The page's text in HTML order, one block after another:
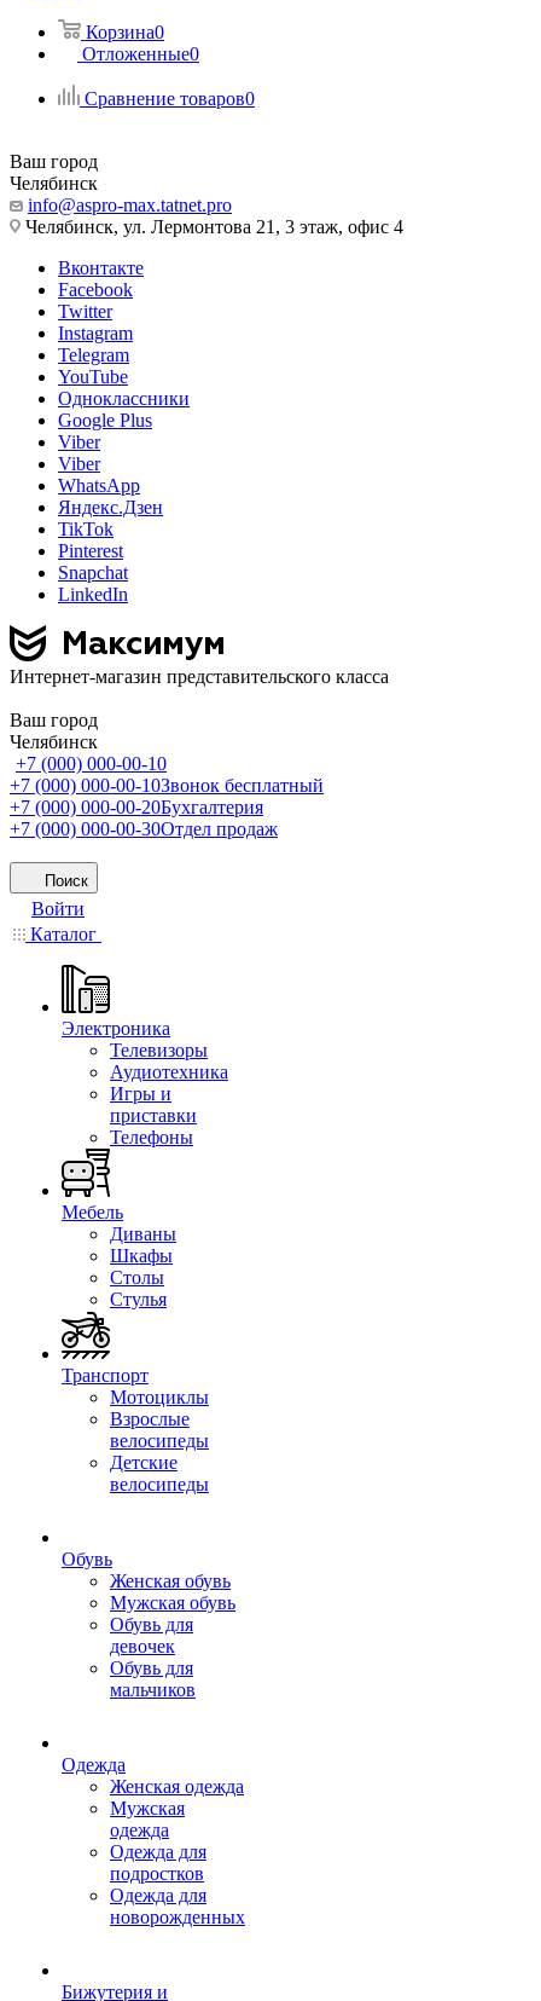
Корзина0
Отложенные0
Сравнение товаров0
Ваш город
Челябинск
info@aspro-max.tatnet.pro
Челябинск, ул. Лермонтова 21, 3 этаж, офис 4
Вконтакте
Facebook
Twitter
Instagram
Telegram
YouTube
Одноклассники
Google Plus
Viber
Viber
WhatsApp
Яндекс.Дзен
TikTok
Pinterest
Snapchat
LinkedIn
Интернет-магазин представительского класса
Ваш город
Челябинск
+7 (000) 000-00-10
+7 (000) 000-00-10Звонок бесплатный
+7 (000) 000-00-20Бухгалтерия
+7 (000) 000-00-30Отдел продаж
Поиск
Войти
Каталог
Электроника
Телевизоры
Аудиотехника
Игры и
приставки
Телефоны
Мебель
Диваны
Шкафы
Столы
Стулья
Транспорт
Мотоциклы
Взрослые
велосипеды
Детские
велосипеды
Обувь
Женская обувь
Мужская обувь
Обувь для
девочек
Обувь для
мальчиков
Одежда
Женская одежда
Мужская
одежда
Одежда для
подростков
Одежда для
новорожденных
Бижутерия и